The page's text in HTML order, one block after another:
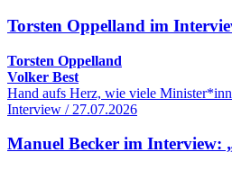
Torsten Oppelland im
Torsten Oppelland
Volker Best
Hand aufs Herz, wie viele
Interview / 27.07.2026
Manuel Becker im Interview: